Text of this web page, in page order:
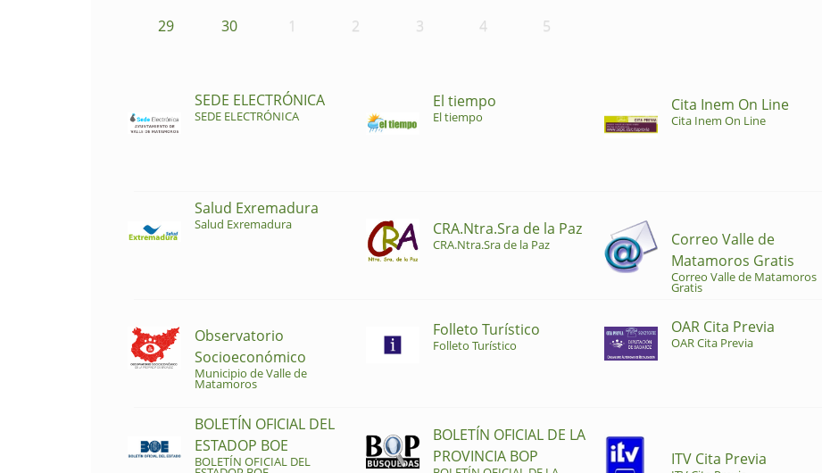
29 30 1 2 3 4 5
SEDE ELECTRÓNICA
SEDE ELECTRÓNICA
El tiempo
El tiempo
Cita Inem On Line
Cita Inem On Line
Salud Exremadura
Salud Exremadura CRA.Ntra.Sra de la Paz
CRA.Ntra.Sra de la Paz
Correo Valle de
Matamoros Gratis
Correo Valle de Matamoros
Gratis
Observatorio
Socioeconómico
Municipio de Valle de
Matamoros
Folleto Turístico
Folleto Turístico
OAR Cita Previa
OAR Cita Previa
BOLETÍN OFICIAL DEL
ESTADOP BOE
BOLETÍN OFICIAL DEL
BOLETÍN OFICIAL DE LA
PROVINCIA BOP
ITV Cita Previa